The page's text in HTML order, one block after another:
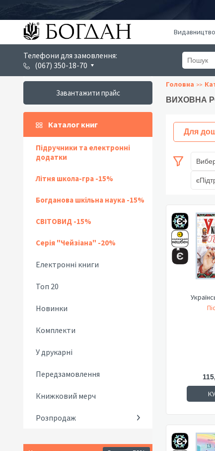
Видавництво
Телефони для замовлення:
(067) 350-18-70
Завантажити прайс
Каталог книг
Підручники та електронні
додатки
Літня школа-гра -15%
Богданова шкільна наука -15%
СВІТОВИД -15%
Серія "Чейзіана" -20%
Електронні книги
Топ 20
Новинки
Комплекти
У друкарні
Передзамовлення
Книжковий мерч
Розпродаж
Головна
ВИХОВНА
Для